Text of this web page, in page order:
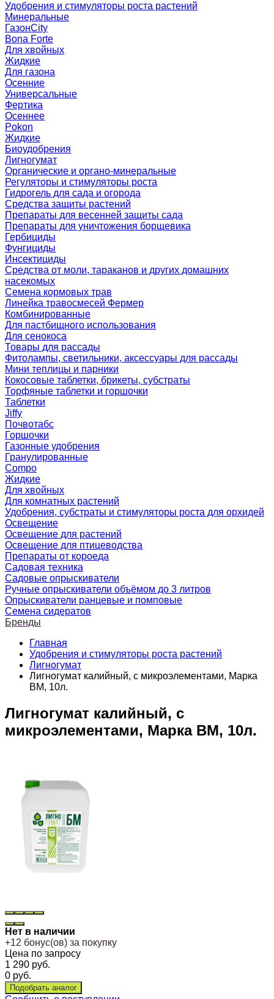
Удобрения и стимуляторы роста растений
Минеральные
ГазонCity
Bona Forte
Для хвойных
Жидкие
Для газона
Осенние
Универсальные
Фертика
Осеннее
Pokon
Жидкие
Биоудобрения
Лигногумат
Органические и органо-минеральные
Регуляторы и стимуляторы роста
Гидрогель для сада и огорода
Средства защиты растений
Препараты для весенней защиты сада
Препараты для уничтожения борщевика
Гербициды
Фунгициды
Инсектициды
Средства от моли, тараканов и других домашних
насекомых
Семена кормовых трав
Линейка травосмесей Фермер
Комбинированные
Для пастбищного использования
Для сенокоса
Товары для рассады
Фитолампы, светильники, аксессуары для рассады
Мини теплицы и парники
Кокосовые таблетки, брикеты, субстраты
Торфяные таблетки и горшочки
Таблетки
Jiffy
Почвотабс
Горшочки
Газонные удобрения
Гранулированные
Compo
Жидкие
Для хвойных
Для комнатных растений
Удобрения, субстраты и стимуляторы роста для орхидей
Освещение
Освещение для растений
Освещение для птицеводства
Препараты от короеда
Садовая техника
Садовые опрыскиватели
Ручные опрыскиватели объёмом до 3 литров
Опрыскиватели ранцевые и помповые
Семена сидератов
Бренды
Главная
Удобрения и стимуляторы роста растений
Лигногумат
Лигногумат калийный, с микроэлементами, Марка
ВМ, 10л.
Лигногумат калийный, с
микроэлементами, Марка ВМ, 10л.
Нет в наличии
+12 бонус(ов) за покупку
Цена по запросу
1 290 руб.
0 руб.